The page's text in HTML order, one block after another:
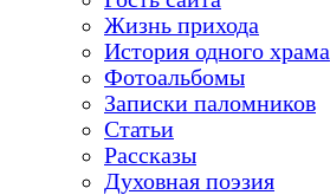
Жизнь прихода
История одного храма
Фотоальбомы
Записки паломников
Статьи
Рассказы
Духовная поэзия